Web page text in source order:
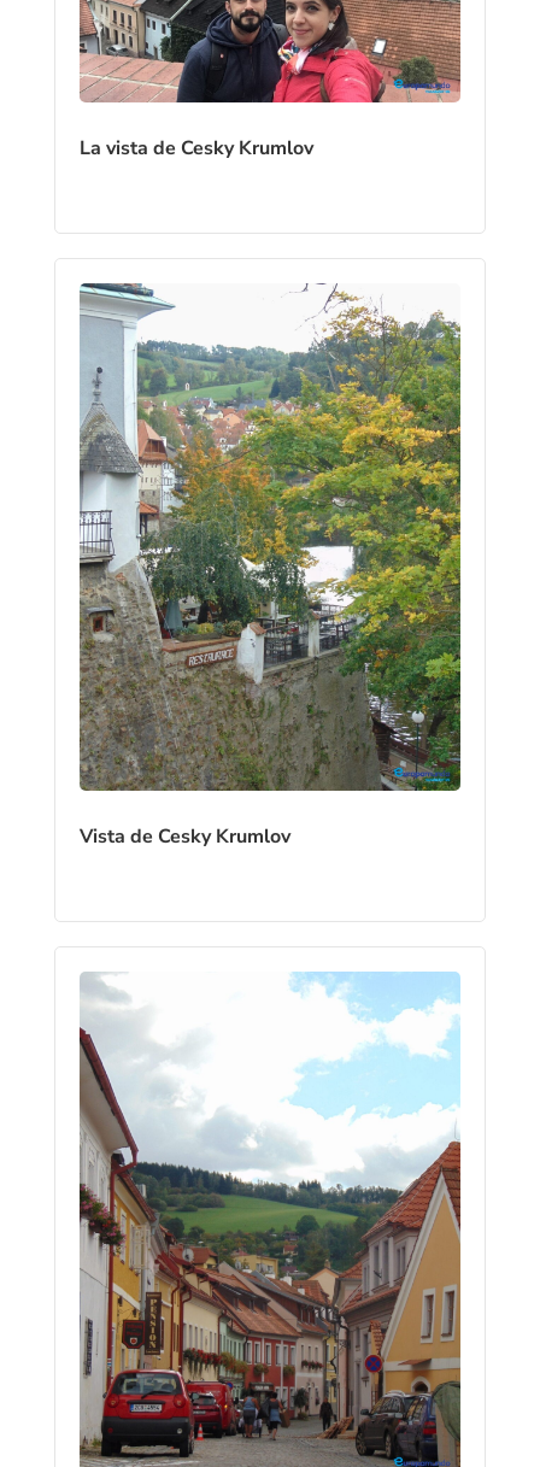
La vista de Cesky Krumlov
Vista de Cesky Krumlov